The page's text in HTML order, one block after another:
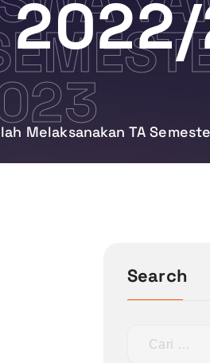
Melaksanakan TA
Search